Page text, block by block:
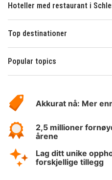
Hoteller med restaurant i
Top destinationer
Popular topics
Hotelspecials
Akkurat nå: Mer
2,5 millioner
årene
Lag ditt unike
forskjellige tillegg